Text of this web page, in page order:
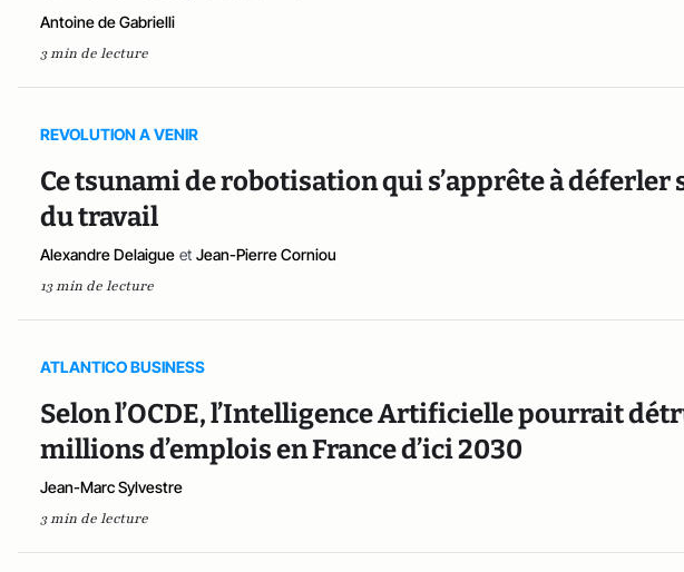
Antoine de Gabrielli
3 min de lecture
REVOLUTION A VENIR
Ce tsunami de robotisation qui s’apprête à déferler
du travail
Alexandre Delaigue et Jean-Pierre Corniou
13 min de lecture
ATLANTICO BUSINESS
Selon l’OCDE, l’Intelligence Artificielle pourrait
millions d’emplois en France d’ici 2030
Jean-Marc Sylvestre
3 min de lecture